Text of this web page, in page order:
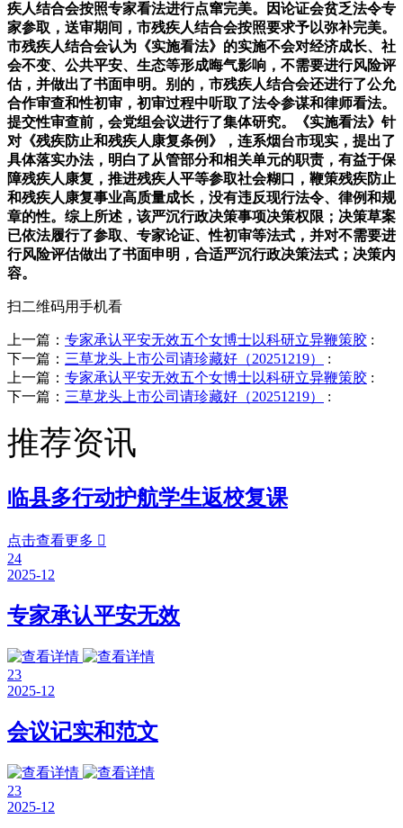
疾人结合会按照专家看法进行点窜完美。因论证会贫乏法令专
家参取，送审期间，市残疾人结合会按照要求予以弥补完美。
市残疾人结合会认为《实施看法》的实施不会对经济成长、社
会不变、公共平安、生态等形成晦气影响，不需要进行风险评
估，并做出了书面申明。别的，市残疾人结合会还进行了公允
合作审查和性初审，初审过程中听取了法令参谋和律师看法。
提交性审查前，会党组会议进行了集体研究。《实施看法》针
对《残疾防止和残疾人康复条例》，连系烟台市现实，提出了
具体落实办法，明白了从管部分和相关单元的职责，有益于保
障残疾人康复，推进残疾人平等参取社会糊口，鞭策残疾防止
和残疾人康复事业高质量成长，没有违反现行法令、律例和规
章的性。综上所述，该严沉行政决策事项决策权限；决策草案
已依法履行了参取、专家论证、性初审等法式，并对不需要进
行风险评估做出了书面申明，合适严沉行政决策法式；决策内
容。
扫二维码用手机看
上一篇： 专家承认平安无效五个女博士以科研立异鞭策胶 :
下一篇： 三草龙头上市公司请珍藏好（20251219）
:
上一篇： 专家承认平安无效五个女博士以科研立异鞭策胶 :
下一篇： 三草龙头上市公司请珍藏好（20251219） :
推荐资讯
临县多行动护航学生返校复课
点击查看更多 
24
2025-12
专家承认平安无效
23
2025-12
会议记实和范文
23
2025-12